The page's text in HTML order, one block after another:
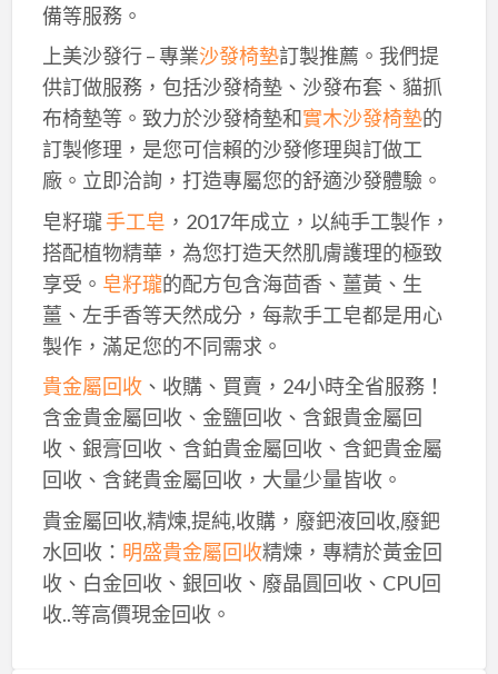
備等服務。
上美沙發行 – 專業沙發椅墊訂製推薦。我們提
供訂做服務，包括沙發椅墊、沙發布套、貓抓
布椅墊等。致力於沙發椅墊和實木沙發椅墊的
訂製修理，是您可信賴的沙發修理與訂做工
廠。立即洽詢，打造專屬您的舒適沙發體驗。
皂籽瓏手工皂 ，2017年成立，以純手工製作，
搭配植物精華，為您打造天然肌膚護理的極致
享受。 皂籽瓏的配方包含海茴香、薑黃、生
薑、左手香等天然成分，每款手工皂都是用心
製作，滿足您的不同需求。
貴金屬回收、收購、買賣，24小時全省服務！
含金貴金屬回收、金鹽回收、含銀貴金屬回
收、銀膏回收、含鉑貴金屬回收、含鈀貴金屬
回收、含銠貴金屬回收，大量少量皆收。
貴金屬回收,精煉,提純,收購，廢鈀液回收,廢鈀
水回收： 明盛貴金屬回收精煉，專精於黃金回
收、白金回收、銀回收、廢晶圓回收、CPU回
收..等高價現金回收。